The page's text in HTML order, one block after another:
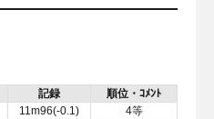
記録
順位・ｺﾒﾝﾄ
11m96(-0.1) 4等